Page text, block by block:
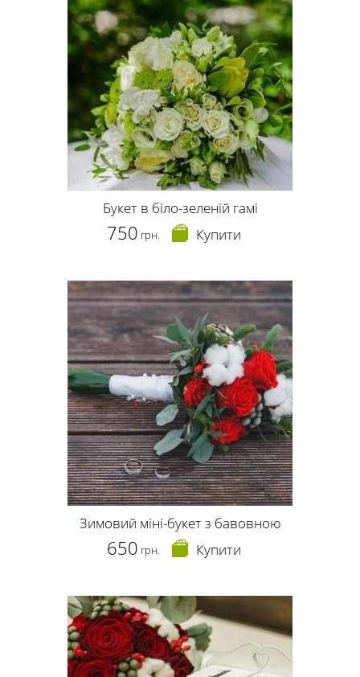
Букет в біло-зеленій гамі
750 грн. Купити
Зимовий міні-букет з бавовною
650 грн. Купити